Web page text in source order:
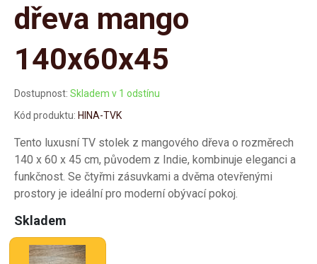
dřeva mango
140x60x45
Dostupnost: Skladem v 1 odstínu
Kód produktu: HINA-TVK
Tento luxusní TV stolek z mangového dřeva o rozměrech
140 x 60 x 45 cm, původem z Indie, kombinuje eleganci a
funkčnost. Se čtyřmi zásuvkami a dvěma otevřenými
prostory je ideální pro moderní obývací pokoj.
Skladem